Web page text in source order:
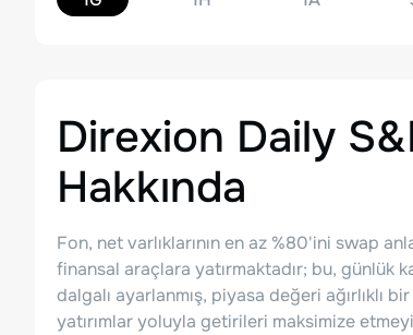
Direxion Daily
Hakkında
Fon, net varlıklarının en az %80'ini swap
finansal araçlara yatırmaktadır; bu, günlük
dalgalı ayarlanmış, piyasa değeri ağırlıklı
yatırımlar yoluyla getirileri maksimize